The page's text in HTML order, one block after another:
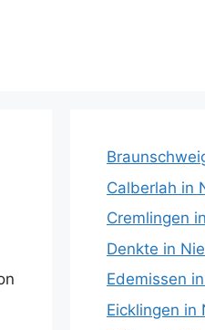
Calberlah in
Cremlingen
Denkte in
Edemissen
Eicklingen in